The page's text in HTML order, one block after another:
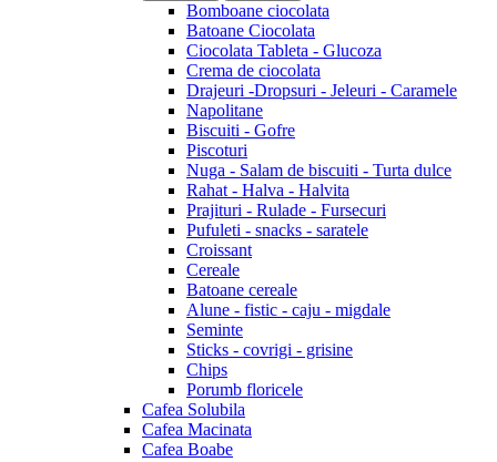
Bomboane ciocolata
Batoane Ciocolata
Ciocolata Tableta - Glucoza
Crema de ciocolata
Drajeuri -Dropsuri - Jeleuri - Caramele
Napolitane
Biscuiti - Gofre
Piscoturi
Nuga - Salam de biscuiti - Turta dulce
Rahat - Halva - Halvita
Prajituri - Rulade - Fursecuri
Pufuleti - snacks - saratele
Croissant
Cereale
Batoane cereale
Alune - fistic - caju - migdale
Seminte
Sticks - covrigi - grisine
Chips
Porumb floricele
Cafea Solubila
Cafea Macinata
Cafea Boabe